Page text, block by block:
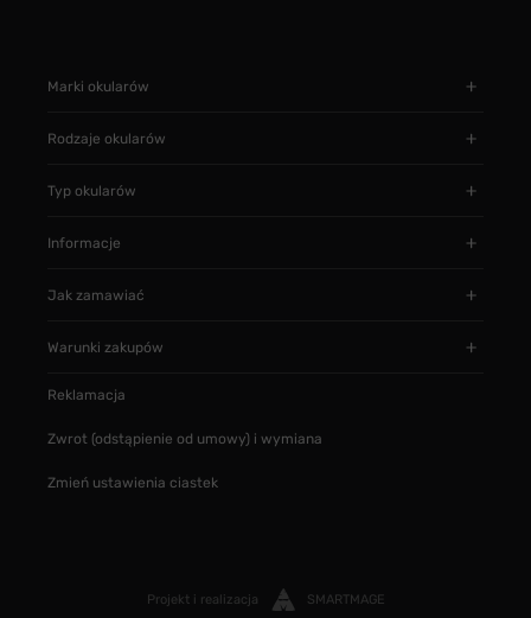
Marki okularów
Rodzaje okularów
Typ okularów
Informacje
Jak zamawiać
Warunki zakupów
Reklamacja
Zwrot (odstąpienie od umowy) i wymiana
Zmień ustawienia ciastek
Projekt i realizacja SMARTMAGE